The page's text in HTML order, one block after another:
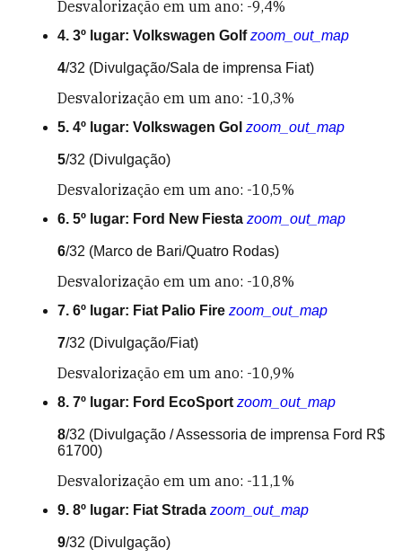
Desvalorização em um ano: -9,4%
4. 3º lugar: Volkswagen Golf zoom_out_map
4/32 (Divulgação/Sala de imprensa Fiat)
Desvalorização em um ano: -10,3%
5. 4º lugar: Volkswagen Gol zoom_out_map
5/32 (Divulgação)
Desvalorização em um ano: -10,5%
6. 5º lugar: Ford New Fiesta zoom_out_map
6/32 (Marco de Bari/Quatro Rodas)
Desvalorização em um ano: -10,8%
7. 6º lugar: Fiat Palio Fire zoom_out_map
7/32 (Divulgação/Fiat)
Desvalorização em um ano: -10,9%
8. 7º lugar: Ford EcoSport zoom_out_map
8/32 (Divulgação / Assessoria de imprensa Ford R$
61700)
Desvalorização em um ano: -11,1%
9. 8º lugar: Fiat Strada zoom_out_map
9/32 (Divulgação)